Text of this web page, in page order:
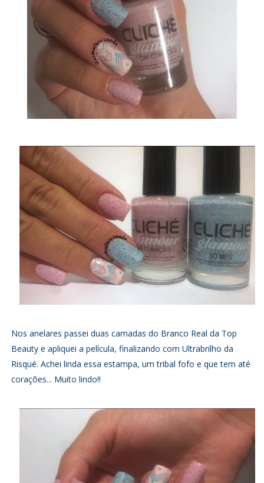
Nos anelares passei duas camadas do Branco Real da Top
Beauty e apliquei a película, finalizando com Ultrabrilho da
Risqué. Achei linda essa estampa, um tribal fofo e que tem até
corações... Muito lindo!!